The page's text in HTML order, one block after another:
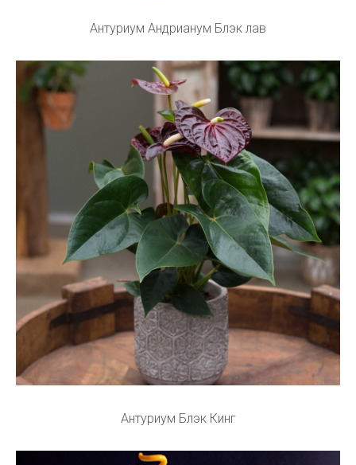
Антуриум Андрианум Блэк лав
Антуриум Блэк Кинг